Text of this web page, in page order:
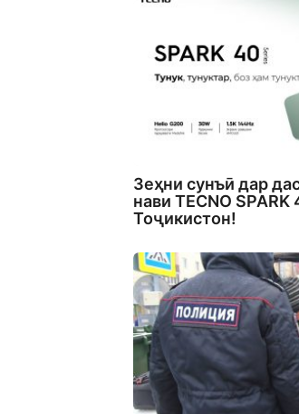
Зеҳни сунъӣ дар
нави TECNO
Тоҷикистон!